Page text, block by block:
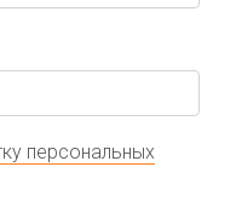
персональных